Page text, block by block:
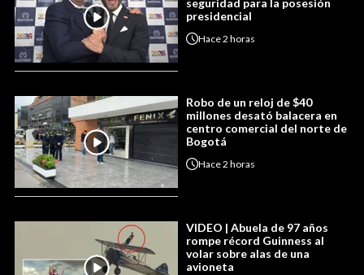
seguridad para la posesión
presidencial
Hace2 horas
Robo de un reloj de $40
millones desató balacera en
centro comercial del norte de
Bogotá
Hace2 horas
VIDEO | Abuela de 97 años
rompe récord Guinness al
volar sobre alas de una
avioneta